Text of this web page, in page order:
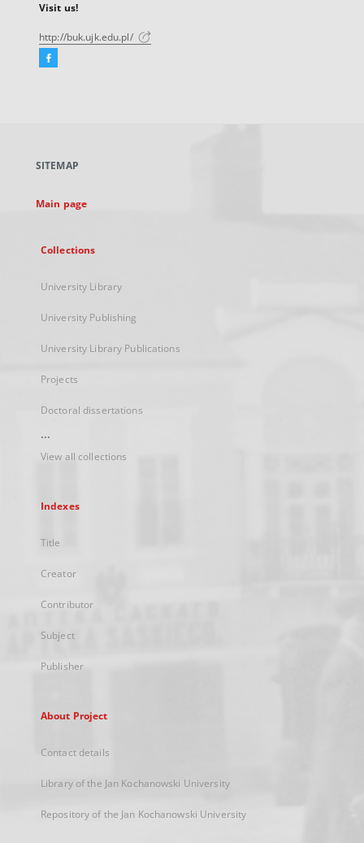
Visit us!
http://buk.ujk.edu.pl/
Facebook
new
SITEMAP
Main page
Collections
University Library
University Publishing
University Library Publications
Projects
Doctoral dissertations
...
View all collections
Indexes
Title
Creator
Contributor
Subject
Publisher
About Project
Contact details
Library of the Jan Kochanowski University
Repository of the Jan Kochanowski University